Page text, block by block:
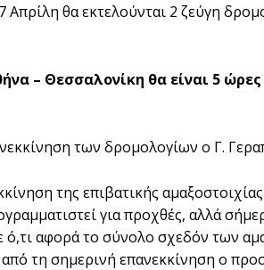
θα εκτελούνται 2 ζεύγη
– Θεσσαλονίκη θα είναι 5
των δρομολογίων ο Γ.
της επιβατικής
για προχθές, αλλά
αφορά το σύνολο σχεδόν των
τη σημερινή επανεκκίνηση ο